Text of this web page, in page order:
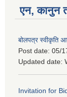
एन, कानुन
बोलपत्र स्वीकृति
Post date: 05/
Updated date:
Invitation for